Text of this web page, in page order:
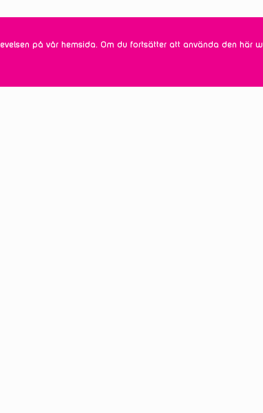
på vår hemsida. Om du fortsätter att använda den här